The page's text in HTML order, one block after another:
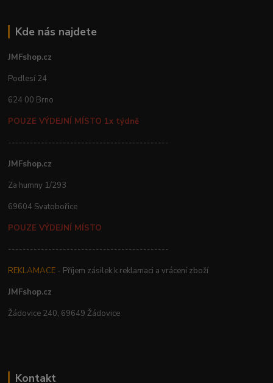
Kde nás najdete
JMFshop.cz
Podlesí 24
624 00 Brno
POUZE VÝDEJNÍ MÍSTO 1x týdně
--------------------------------------------
JMFshop.cz
Za humny 1/293
69604 Svatobořice
POUZE VÝDEJNÍ MÍSTO
--------------------------------------------
REKLAMACE - Příjem zásilek k reklamaci a vrácení zboží
JMFshop.cz
Žádovice 240, 69649 Žádovice
Kontakt